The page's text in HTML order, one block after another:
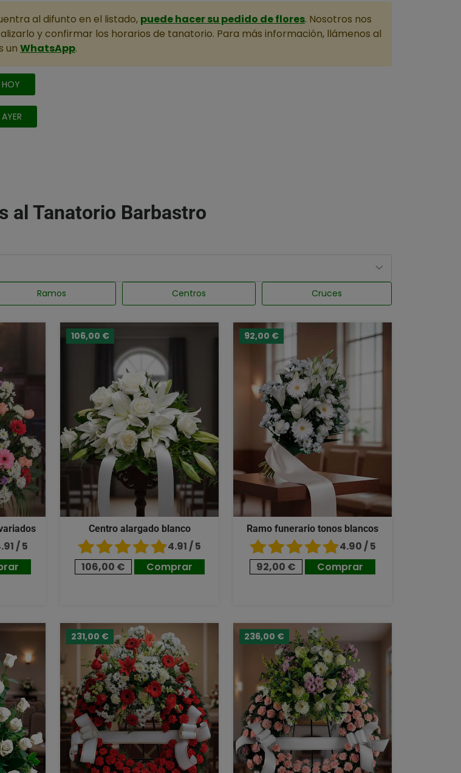
al difunto en el listado, puede hacer su pedido de flores. Nosotros nos
y confirmar los horarios de tanatorio. Para más información, llámenos al
un WhatsApp.
al Tanatorio Barbastro
Ramos Centros Cruces
/ 5
106,00 €
Centro alargado blanco
4.91 / 5
106,00 €
Comprar
92,00 €
Ramo funerario tonos blancos
4.90 / 5
92,00 €
Comprar
231,00 € 236,00 €